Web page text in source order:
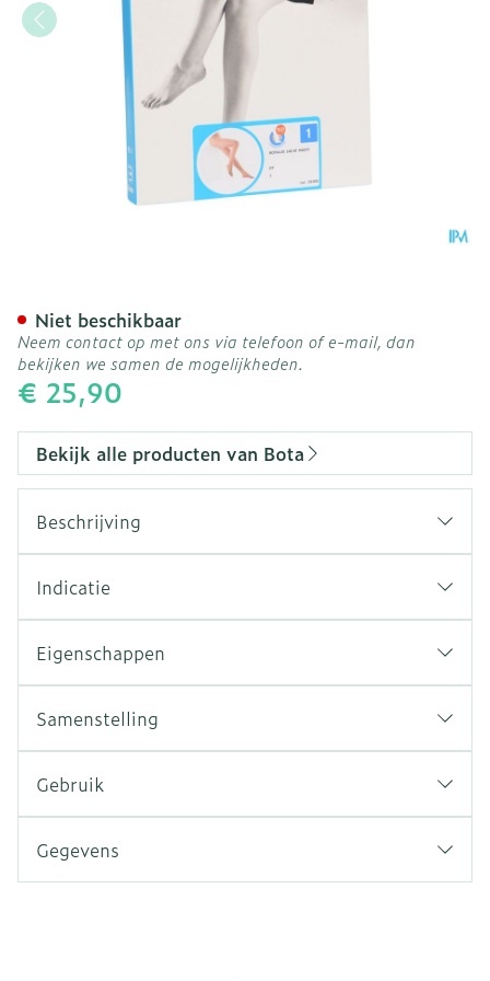
€ 25,90
Niet beschikbaar
Neem contact op met ons via telefoon of e-mail, dan
bekijken we samen de mogelijkheden.
Bekijk alle producten van Bota
Beschrijving
Indicatie
Eigenschappen
Samenstelling
Gebruik
Gegevens